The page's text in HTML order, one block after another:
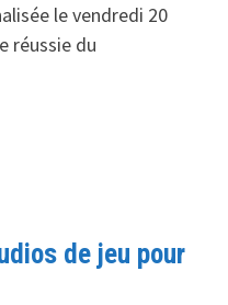
le vendredi 20
réussie du
de jeu pour